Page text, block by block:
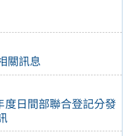
關訊息
日間部聯合登記分發